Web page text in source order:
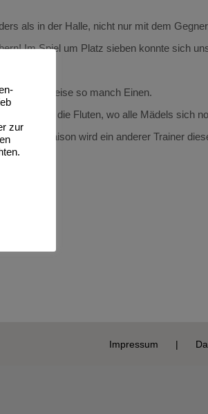
als in der Halle, nicht nur mit dem
Im Spiel um Platz sieben konnte sich
Spielweise so manch Einen.
es ab in die Fluten, wo alle Mädels sich
Saison wird ein anderer Trainer
Impressum
zur